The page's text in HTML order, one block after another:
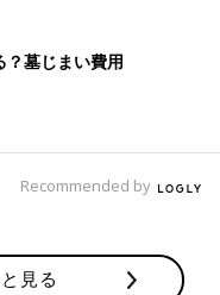
？墓じまい費用
Recommended by
見る